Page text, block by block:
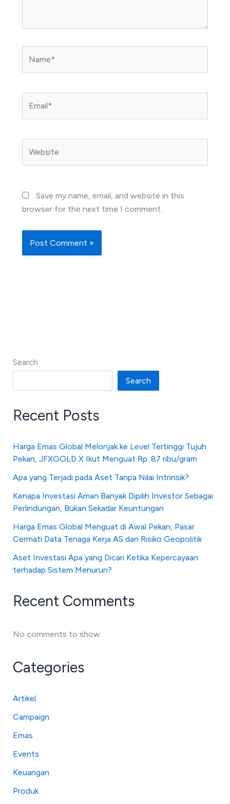
Save my name, email, and website in this
browser for the next time I comment.
Search
Search
Recent Posts
Harga Emas Global Melonjak ke Level Tertinggi Tujuh
Pekan, JFXGOLD X Ikut Menguat Rp. 87 ribu/gram
Apa yang Terjadi pada Aset Tanpa Nilai Intrinsik?
Kenapa Investasi Aman Banyak Dipilih Investor Sebagai
Perlindungan, Bukan Sekadar Keuntungan
Harga Emas Global Menguat di Awal Pekan, Pasar
Cermati Data Tenaga Kerja AS dan Risiko Geopolitik
Aset Investasi Apa yang Dicari Ketika Kepercayaan
terhadap Sistem Menurun?
Recent Comments
No comments to show.
Categories
Artikel
Campaign
Emas
Events
Keuangan
Produk